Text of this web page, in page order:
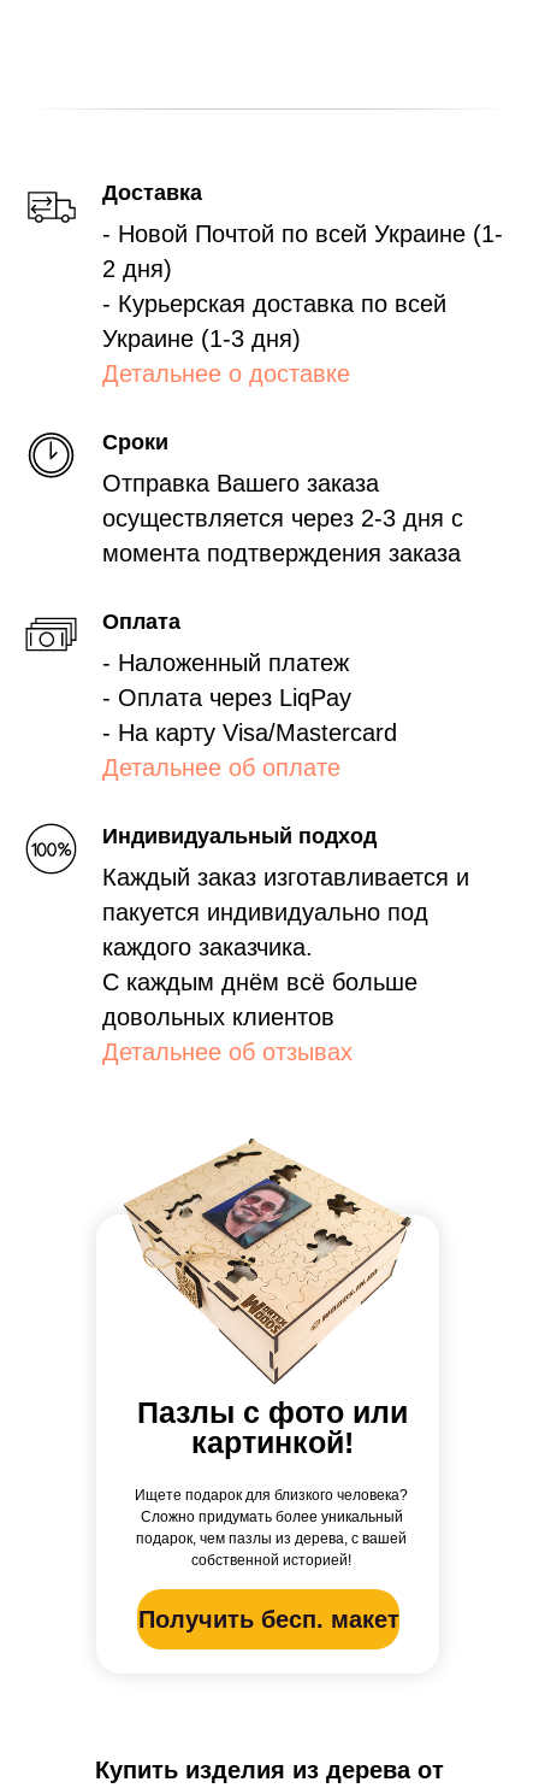
Доставка
- Новой Почтой по всей Украине (1-
2 дня)
- Курьерская доставка по всей
Украине (1-3 дня)
Детальнее о доставке
Сроки
Отправка Вашего заказа
осуществляется через 2-3 дня с
момента подтверждения заказа
Оплата
- Наложенный платеж
- Оплата через LiqPay
- На карту Visa/Mastercard
Детальнее об оплате
Индивидуальный подход
Каждый заказ изготавливается и
пакуется индивидуально под
каждого заказчика.
С каждым днём всё больше
довольных клиентов
Детальнее об отзывах
Пазлы с фото или
картинкой!
Ищете подарок для близкого человека?
Сложно придумать более уникальный
подарок, чем пазлы из дерева, с вашей
собственной историей!
Получить бесп. макет
Купить изделия из дерева от